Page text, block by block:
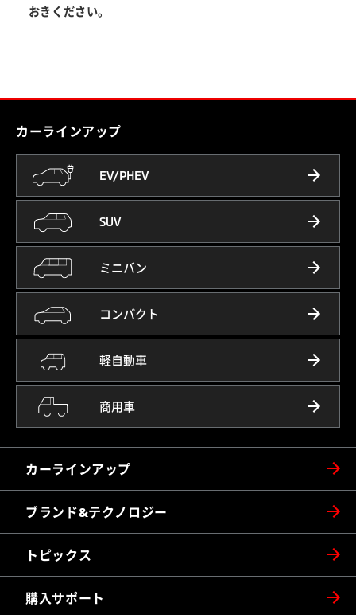
おきください。
カーラインアップ
カーラインアップ
EV/PHEV
SUV
ミニバン
コンパクト
軽自動車
商用車
ブランド&テクノロジー
トピックス
購入サポート